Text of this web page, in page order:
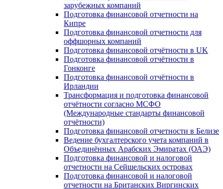
зарубежных компаний
Подготовка финансовой отчетности на
Кипре
Подготовка финансовой отчетности для
оффшорных компаний
Подготовка финансовой отчётности в UK
Подготовка финансовой отчётности в
Гонконге
Подготовка финансовой отчётности в
Ирландии
Трансформация и подготовка финансовой
отчётности согласно МСФО
(Международные стандарты финансовой
отчётности)
Подготовка финансовой отчетности в Белизе
Ведение бухгалтерского учета компаний в
Объединённых Арабских Эмиратах (ОАЭ)
Подготовка финансовой и налоговой
отчетности на Сейшельских островах
Подготовка финансовой и налоговой
отчетности на Британских Виргинских